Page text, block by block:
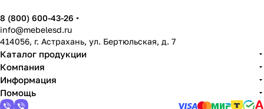
8 (800) 600-43-26
info@mebelesd.ru
414056, г. Астрахань, ул. Бертюльская, д. 7
Каталог продукции
Компания
Информация
Помощь